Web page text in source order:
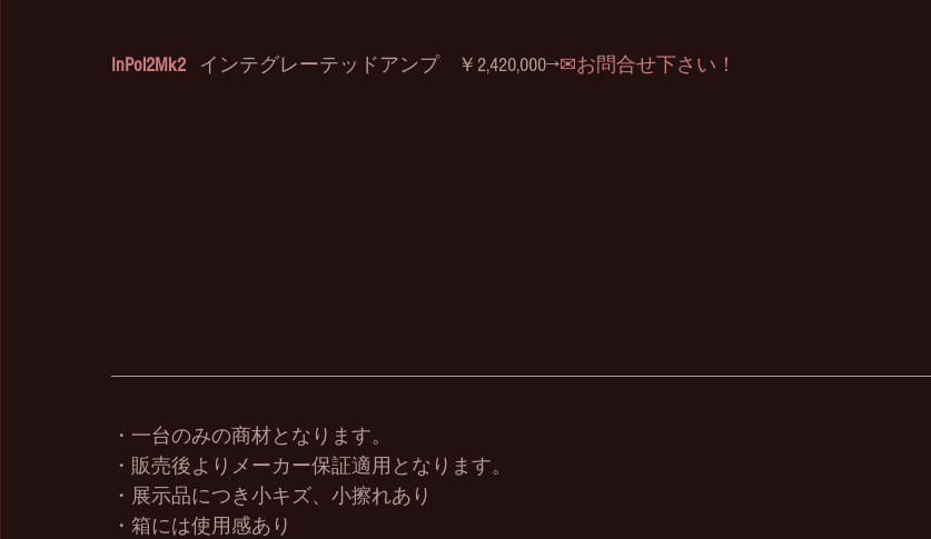
InPol2Mk2 インテグレーテッドアンプ    ￥2,420,000→✉お問合せ下さい！
・一台のみの商材となります。
・販売後よりメーカー保証適用となります。
・展示品につき小キズ、小擦れあり
・箱には使用感あり